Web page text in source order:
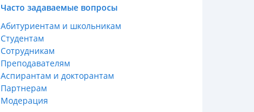
Часто задаваемые вопросы
Абитуриентам и школьникам
Студентам
Сотрудникам
Преподавателям
Аспирантам и докторантам
Партнерам
Модерация